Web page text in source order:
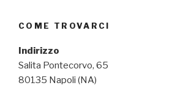
COME TROVARCI
Indirizzo
Salita Pontecorvo, 65
80135 Napoli (NA)